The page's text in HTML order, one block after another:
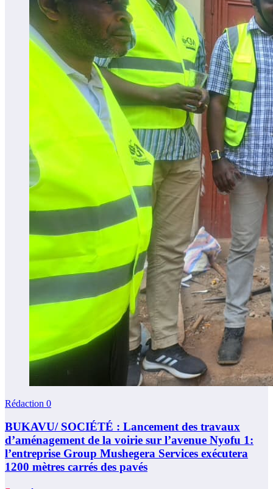
Rédaction 0
BUKAVU/ SOCIÉTÉ : Lancement des travaux
d’aménagement de la voirie sur l’avenue Nyofu 1:
l’entreprise Group Mushegera Services exécutera
1200 mètres carrés des pavés